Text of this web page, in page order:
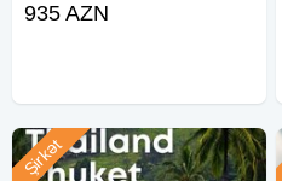
Antalya 10:00 Antalya 11:00 - Bakı
935 AZN
Şirkət